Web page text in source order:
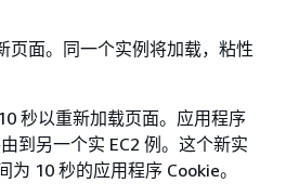
页面。同一个实例将加载，粘性
秒以重新加载页面。应用程序
到另一个实 EC2 例。这个新实
10 秒的应用程序 Cookie。